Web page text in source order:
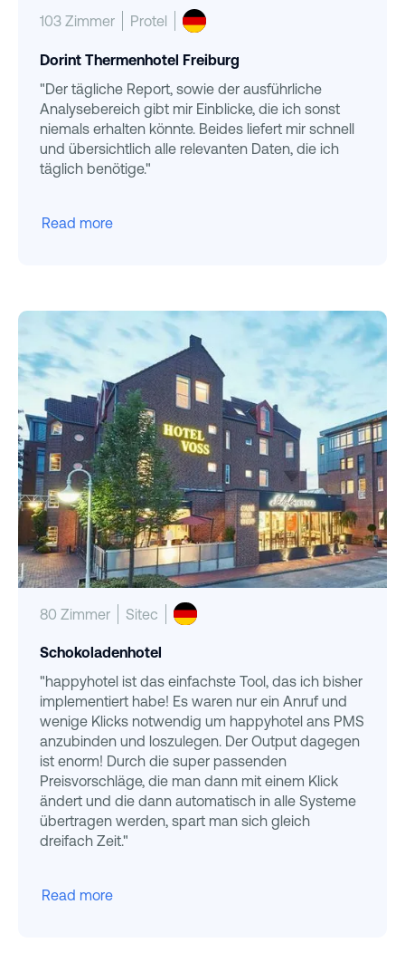
103 Zimmer Protel
Dorint Thermenhotel Freiburg
"Der tägliche Report, sowie der ausführliche
Analysebereich gibt mir Einblicke, die ich sonst
niemals erhalten könnte. Beides liefert mir schnell
und übersichtlich alle relevanten Daten, die ich
täglich benötige."
Read more
80 Zimmer Sitec
Schokoladenhotel
"happyhotel ist das einfachste Tool, das ich bisher
implementiert habe! Es waren nur ein Anruf und
wenige Klicks notwendig um happyhotel ans PMS
anzubinden und loszulegen. Der Output dagegen
ist enorm! Durch die super passenden
Preisvorschläge, die man dann mit einem Klick
ändert und die dann automatisch in alle Systeme
übertragen werden, spart man sich gleich
dreifach Zeit."
Read more